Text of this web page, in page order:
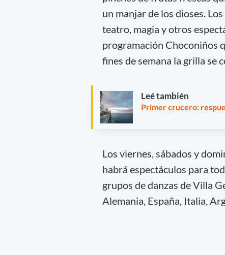
un manjar de los dioses.
teatro, magia y otros
programación Choconiños
fines de semana la grilla se
Leé también
Primer crucero:
Los viernes, sábados y
habrá espectáculos para
grupos de danzas de Villa
Alemania, España, Italia,